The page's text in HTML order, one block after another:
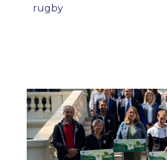
rugby